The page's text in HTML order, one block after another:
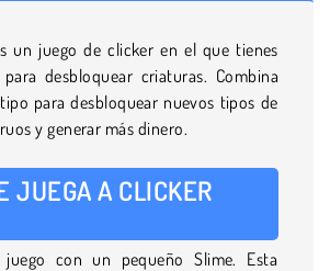
un juego de clicker en el que tienes
desbloquear criaturas. Combina
para desbloquear nuevos tipos de
y generar más dinero.
JUEGA A CLICKER
juego con un pequeño Slime. Esta